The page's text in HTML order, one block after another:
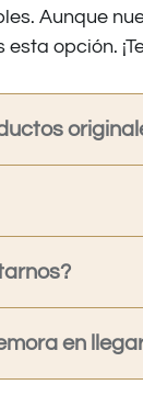
Aunque
opción.
en